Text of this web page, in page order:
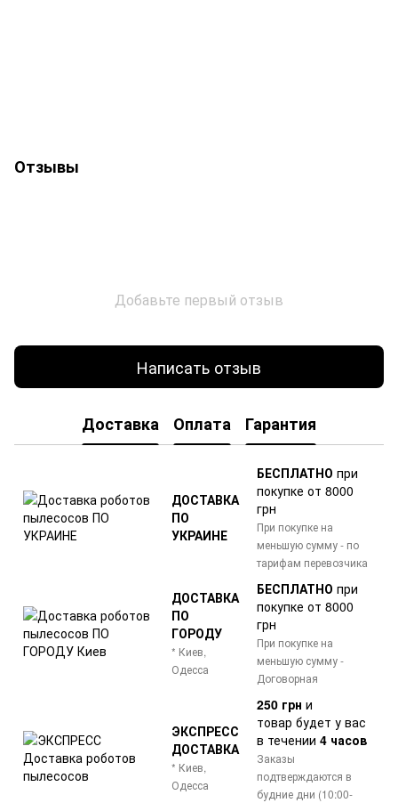
Отзывы
Добавьте первый отзыв
Написать отзыв
Доставка Оплата Гарантия
ДОСТАВКА
ПО
УКРАИНЕ
БЕСПЛАТНО при
покупке от 8000
грн
При покупке на
меньшую сумму - по
тарифам перевозчика
ДОСТАВКА
ПО
ГОРОДУ
* Киев,
Одесса
БЕСПЛАТНО при
покупке от 8000
грн
При покупке на
меньшую сумму -
Договорная
ЭКСПРЕСС
ДОСТАВКА
* Киев,
Одесса
250 грн и
товар будет у вас
в течении 4 часов
Заказы
подтверждаются в
будние дни (10:00-